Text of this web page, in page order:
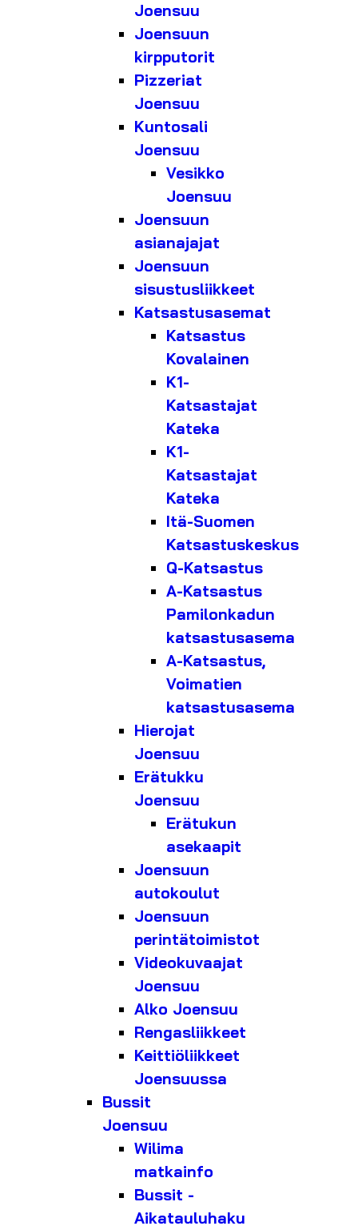
Joensuu
Joensuun
kirpputorit
Pizzeriat
Joensuu
Kuntosali
Joensuu
Vesikko
Joensuu
Joensuun
asianajajat
Joensuun
sisustusliikkeet
Katsastusasemat
Katsastus
Kovalainen
K1-
Katsastajat
Kateka
K1-
Katsastajat
Kateka
Itä-Suomen
Katsastuskeskus
Q-Katsastus
A-Katsastus
Pamilonkadun
katsastusasema
A-Katsastus,
Voimatien
katsastusasema
Hierojat
Joensuu
Erätukku
Joensuu
Erätukun
asekaapit
Joensuun
autokoulut
Joensuun
perintätoimistot
Videokuvaajat
Joensuu
Alko Joensuu
Rengasliikkeet
Keittiöliikkeet
Joensuussa
Bussit
Joensuu
Wilima
matkainfo
Bussit -
Aikatauluhaku